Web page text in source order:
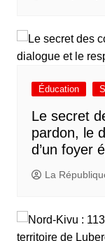
Éducation
Le secret
pardon, le
d’un foyer
La